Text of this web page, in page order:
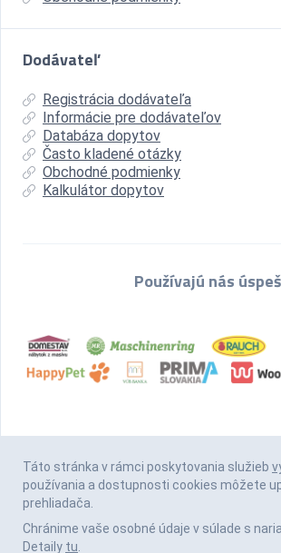
Dodávateľ
Registrácia dodávateľa
Informácie pre dodávateľov
Databáza dopytov
Často kladené otázky
Obchodné podmienky
Kalkulátor dopytov
Používajú nás
Táto stránka v rámci poskytovania služieb
používania a dostupnosti cookies môžete
prehliadača.
Chránime vaše osobné údaje v súlade s
Detaily tu.